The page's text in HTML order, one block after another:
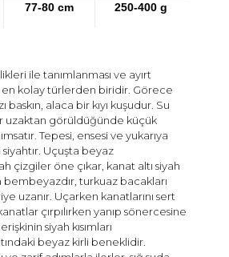
77-80 cm 250-400 g
ile tanımlanması ve ayırt
kolay türlerden biridir. Görece
baskın, alaca bir kıyı kuşudur. Su
uzaktan görüldüğünde küçük
Tepesi, ensesi ve yukarıya
siyahtır. Uçuşta beyaz
çizgiler öne çıkar, kanat altı siyah
bembeyazdır, turkuaz bacakları
uzanır. Uçarken kanatlarını sert
çırpılırken yanıp sönercesine
siyah kısımları
beyaz kirli beneklidir.